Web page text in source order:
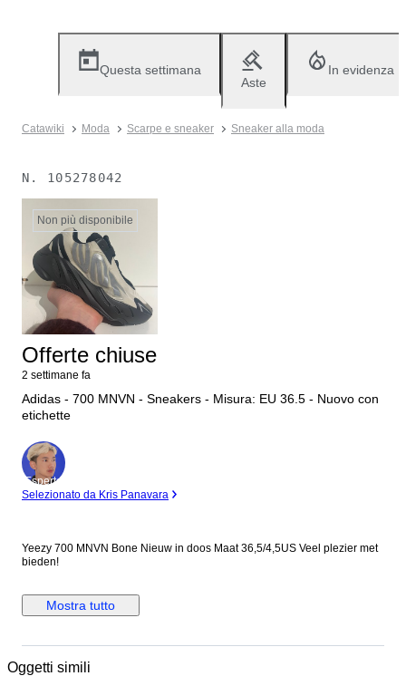
Questa settimana
Aste
In evidenza
Catawiki Moda Scarpe e sneaker Sneaker alla moda
N. 105278042
Non più disponibile
Offerte chiuse
2 settimane fa
Adidas - 700 MNVN - Sneakers - Misura: EU 36.5 - Nuovo con
etichette
Esperto
Selezionato da Kris Panavara
Yeezy 700 MNVN Bone Nieuw in doos Maat 36,5/4,5US Veel plezier met
bieden!
Mostra tutto
Oggetti simili